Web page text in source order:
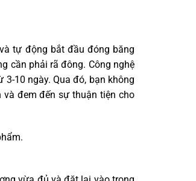
tự động bắt đầu đóng băng
cần phải rã đông. Công nghệ
10 ngày. Qua đó, bạn không
đem đến sự thuận tiện cho